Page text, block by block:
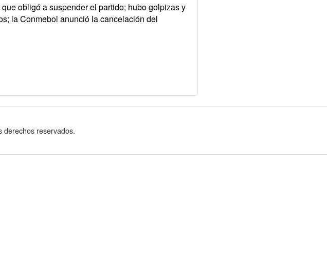
obligó a suspender el partido; hubo golpizas y
la Conmebol anunció la cancelación del
derechos reservados.